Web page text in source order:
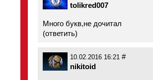
tolikred007
Много букв,не дочитал
(ответить)
10.02.2016 16:21 #
nikitoid